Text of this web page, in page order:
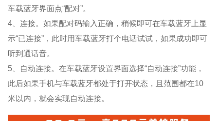
车载蓝牙界面点“配对”。
4、连接。如果配对码输入正确，稍候即可在车载蓝牙上显
示“已连接”，此时用车载蓝牙打个电话试试，如果成功即可
听到通话音。
5、自动连接。在车载蓝牙设置界面选择“自动连接”功能，
此后如果手机与车载蓝牙都处于打开状态，且范围都在10
米以内，就会实现自动连接。